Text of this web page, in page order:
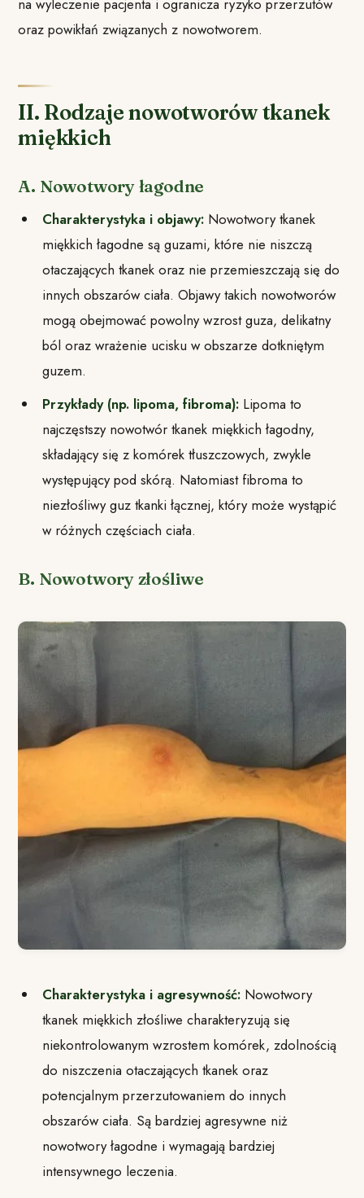
oraz powikłań związanych z nowotworem.
II. Rodzaje nowotworów tkanek
miękkich
A. Nowotwory łagodne
Charakterystyka i objawy:Nowotwory tkanek
miękkich łagodne są guzami, które nie niszczą
otaczających tkanek oraz nie przemieszczają się do
innych obszarów ciała. Objawy takich nowotworów
mogą obejmować powolny wzrost guza, delikatny
ból oraz wrażenie ucisku w obszarze dotkniętym
guzem.
Przykłady (np. lipoma, fibroma):Lipoma to
najczęstszy nowotwór tkanek miękkich łagodny,
składający się z komórek tłuszczowych, zwykle
występujący pod skórą. Natomiast fibroma to
niezłośliwy guz tkanki łącznej, który może wystąpić
w różnych częściach ciała.
B. Nowotwory złośliwe
Charakterystyka i agresywność:Nowotwory
tkanek miękkich złośliwe charakteryzują się
niekontrolowanym wzrostem komórek, zdolnością
do niszczenia otaczających tkanek oraz
potencjalnym przerzutowaniem do innych
obszarów ciała. Są bardziej agresywne niż
nowotwory łagodne i wymagają bardziej
intensywnego leczenia.